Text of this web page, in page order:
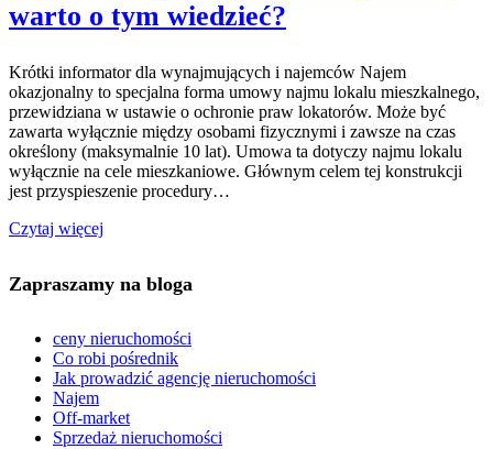
warto o tym wiedzieć?
Krótki informator dla wynajmujących i najemców Najem
okazjonalny to specjalna forma umowy najmu lokalu mieszkalnego,
przewidziana w ustawie o ochronie praw lokatorów. Może być
zawarta wyłącznie między osobami fizycznymi i zawsze na czas
określony (maksymalnie 10 lat). Umowa ta dotyczy najmu lokalu
wyłącznie na cele mieszkaniowe. Głównym celem tej konstrukcji
jest przyspieszenie procedury…
Czytaj więcej
Zapraszamy na bloga
ceny nieruchomości
Co robi pośrednik
Jak prowadzić agencję nieruchomości
Najem
Off-market
Sprzedaż nieruchomości